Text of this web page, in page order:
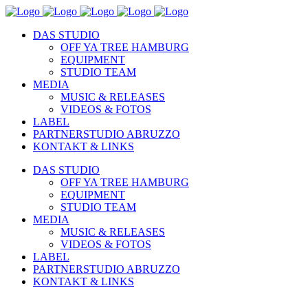
DAS STUDIO
OFF YA TREE HAMBURG
EQUIPMENT
STUDIO TEAM
MEDIA
MUSIC & RELEASES
VIDEOS & FOTOS
LABEL
PARTNERSTUDIO ABRUZZO
KONTAKT & LINKS
DAS STUDIO
OFF YA TREE HAMBURG
EQUIPMENT
STUDIO TEAM
MEDIA
MUSIC & RELEASES
VIDEOS & FOTOS
LABEL
PARTNERSTUDIO ABRUZZO
KONTAKT & LINKS